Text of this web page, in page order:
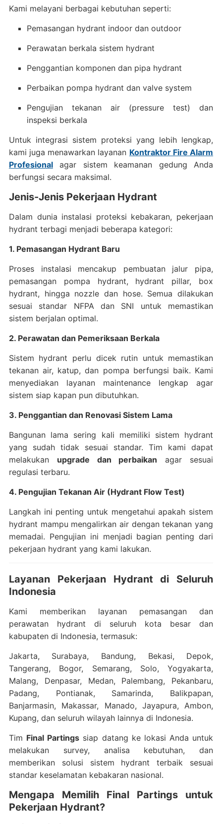
Kami melayani berbagai kebutuhan seperti:
Pemasangan hydrant indoor dan outdoor
Perawatan berkala sistem hydrant
Penggantian komponen dan pipa hydrant
Perbaikan pompa hydrant dan valve system
Pengujian tekanan air (pressure test) dan
inspeksi berkala
Untuk integrasi sistem proteksi yang lebih lengkap,
kami juga menawarkan layanan Kontraktor Fire Alarm
Profesionalagar sistem keamanan gedung Anda
berfungsi secara maksimal.
Jenis-Jenis Pekerjaan Hydrant
Dalam dunia instalasi proteksi kebakaran, pekerjaan
hydrant terbagi menjadi beberapa kategori:
1. Pemasangan Hydrant Baru
Proses instalasi mencakup pembuatan jalur pipa,
pemasangan pompa hydrant, hydrant pillar, box
hydrant, hingga nozzle dan hose. Semua dilakukan
sesuai standar NFPA dan SNI untuk memastikan
sistem berjalan optimal.
2. Perawatan dan Pemeriksaan Berkala
Sistem hydrant perlu dicek rutin untuk memastikan
tekanan air, katup, dan pompa berfungsi baik. Kami
menyediakan layanan maintenance lengkap agar
sistem siap kapan pun dibutuhkan.
3. Penggantian dan Renovasi Sistem Lama
Bangunan lama sering kali memiliki sistem hydrant
yang sudah tidak sesuai standar. Tim kami dapat
melakukan upgrade dan perbaikan agar sesuai
regulasi terbaru.
4. Pengujian Tekanan Air (Hydrant Flow Test)
Langkah ini penting untuk mengetahui apakah sistem
hydrant mampu mengalirkan air dengan tekanan yang
memadai. Pengujian ini menjadi bagian penting dari
pekerjaan hydrant yang kami lakukan.
Layanan Pekerjaan Hydrant di Seluruh
Indonesia
Kami memberikan layanan pemasangan dan
perawatan hydrant di seluruh kota besar dan
kabupaten di Indonesia, termasuk:
Jakarta, Surabaya, Bandung, Bekasi, Depok,
Tangerang, Bogor, Semarang, Solo, Yogyakarta,
Malang, Denpasar, Medan, Palembang, Pekanbaru,
Padang, Pontianak, Samarinda, Balikpapan,
Banjarmasin, Makassar, Manado, Jayapura, Ambon,
Kupang, dan seluruh wilayah lainnya di Indonesia.
Tim Final Partings siap datang ke lokasi Anda untuk
melakukan survey, analisa kebutuhan, dan
memberikan solusi sistem hydrant terbaik sesuai
standar keselamatan kebakaran nasional.
Mengapa Memilih Final Partings untuk
Pekerjaan Hydrant?